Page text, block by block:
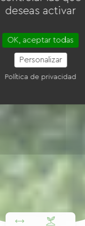
deseas activar
OK, aceptar todas
Personalizar
Política de privacidad